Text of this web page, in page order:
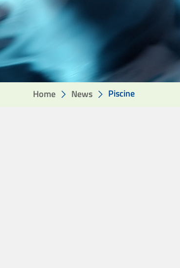
Home News Piscine